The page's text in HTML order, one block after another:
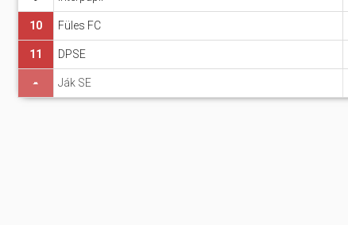
10 Füles FC
11 DPSE
- Ják SE